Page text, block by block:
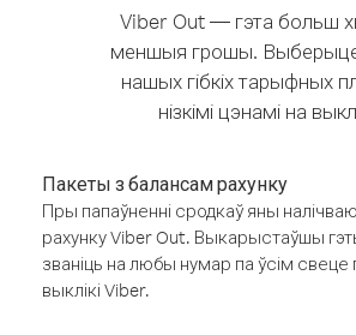
Viber Out — гэта больш
меншыя грошы. Выберыце
нашых гібкіх тарыфных
нізкімі цэнамі на
Пакеты з балансам рахунку
Пры папаўненні сродкаў яны
рахунку Viber Out. Выкарыстаўшы
званіць на любы нумар па ўсім свеце
выклікі Viber.